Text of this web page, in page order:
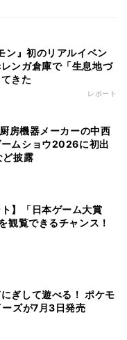
ン』初のリアルイベン
レンガ倉庫で「生息地づ
きた
レポート
房機器メーカーの中西
ムショウ2026に初出
ど披露
ト】「日本ゲーム大賞
観覧できるチャンス！
ぎして遊べる！ ポケモ
ズが7月3日発売